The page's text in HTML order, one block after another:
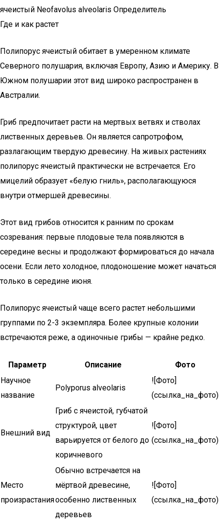
ячеистый Neofavolus alveolaris Определитель
Где и как растет
Полипорус ячеистый обитает в умеренном климате
Северного полушария, включая Европу, Азию и Америку. В
Южном полушарии этот вид широко распространен в
Австралии.
Гриб предпочитает расти на мертвых ветвях и стволах
лиственных деревьев. Он является сапротрофом,
разлагающим твердую древесину. На живых растениях
полипорус ячеистый практически не встречается. Его
мицелий образует «белую гниль», располагающуюся
внутри отмершей древесины.
Этот вид грибов относится к ранним по срокам
созревания: первые плодовые тела появляются в
середине весны и продолжают формироваться до начала
осени. Если лето холодное, плодоношение может начаться
только в середине июня.
Полипорус ячеистый чаще всего растет небольшими
группами по 2-3 экземпляра. Более крупные колонии
встречаются реже, а одиночные грибы — крайне редко.
Параметр Описание
Фото
Научное
название
Polyporus alveolaris
![Фото]
(ссылка_на_фото)
Внешний вид
Гриб с ячеистой, губчатой
структурой, цвет
варьируется от белого до
коричневого
![Фото]
(ссылка_на_фото)
Место
произрастания
Обычно встречается на
мёртвой древесине,
особенно лиственных
деревьев
![Фото]
(ссылка_на_фото)